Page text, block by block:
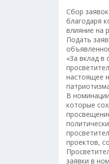
Сбор
благодаря
влияние на
Подать
«За вклад в
настоящее
В
которые
проектов,
заявки в